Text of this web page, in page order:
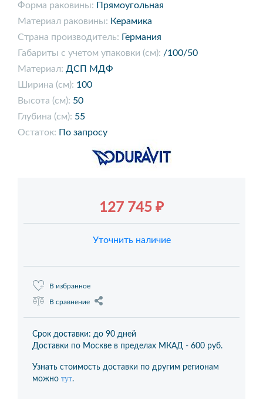
Форма раковины: Прямоугольная
Материал раковины: Керамика
Страна производитель: Германия
Габариты с учетом упаковки (см): /100/50
Материал: ДСП МДФ
Ширина (см): 100
Высота (см): 50
Глубина (см): 55
Остаток: По запросу
127 745 ₽
Уточнить наличие
В избранное
В сравнение
Срок доставки: до 90 дней
Доставки по Москве в пределах МКАД - 600 руб.
Узнать стоимость доставки по другим регионам
можно тут.